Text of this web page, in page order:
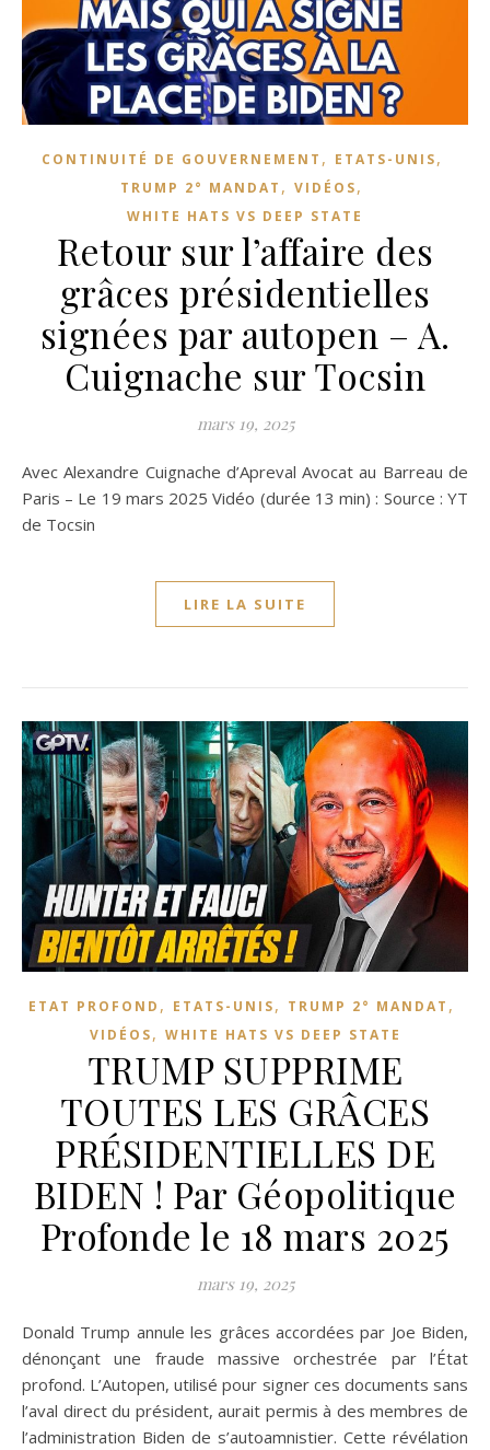
CONTINUITÉ DE GOUVERNEMENT , ETATS-UNIS,
TRUMP 2° MANDAT , VIDÉOS,
WHITE HATS VS DEEP STATE
Retour sur l’affaire des
grâces présidentielles
signées par autopen – A.
Cuignache sur Tocsin
mars 19, 2025
Avec Alexandre Cuignache d’Apreval Avocat au Barreau de
Paris – Le 19 mars 2025 Vidéo (durée 13 min) : Source : YT
de Tocsin
LIRE LA SUITE
ETAT PROFOND , ETATS-UNIS, TRUMP 2° MANDAT ,
VIDÉOS, WHITE HATS VS DEEP STATE
TRUMP SUPPRIME
TOUTES LES GRÂCES
PRÉSIDENTIELLES DE
BIDEN ! Par Géopolitique
Profonde le 18 mars 2025
mars 19, 2025
Donald Trump annule les grâces accordées par Joe Biden,
dénonçant une fraude massive orchestrée par l’État
profond. L’Autopen, utilisé pour signer ces documents sans
l’aval direct du président, aurait permis à des membres de
l’administration Biden de s’autoamnistier. Cette révélation